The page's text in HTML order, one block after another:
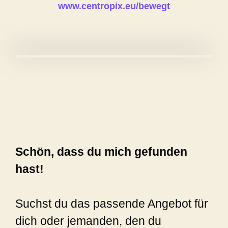
www.centropix.eu/bewegt
Schön, dass du mich gefunden
hast!
Suchst du das passende Angebot für
dich oder jemanden, den du